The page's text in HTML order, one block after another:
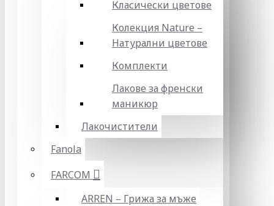
Класически цветове
Колекция Nature –
Натурални цветове
Комплекти
Лакове за френски
маникюр
Лакочистители
Fanola
FARCOM
ARREN – Грижа за мъже